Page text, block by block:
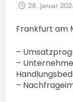
28. Januar
Frankfurt am
–
–
–